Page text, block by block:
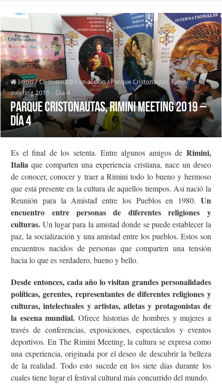
Inicio / Cristonaut@s en acción / Parque Cristonautas, Rimini
meeting 2019 – Día 4
Parque Cristonautas, Rimini meeting 2019 –
Día 4
Es el final de los setenta. Entre algunos amigos de Rimini,
Italia que comparten una experiencia cristiana, nace un deseo
de conocer, conocer y traer a Rimini todo lo bueno y hermoso
que está presente en la cultura de aquellos tiempos. Así nació la
Reunión para la Amistad entre los Pueblos en 1980. Un
encuentro entre personas de diferentes religiones y
culturas. Un lugar para la amistad donde se puede establecer la
paz, la socialización y una amistad entre los pueblos. Estos son
encuentros nacidos de personas que comparten una tensión
hacia lo que es verdadero, bueno y bello.
Desde entonces, cada año lo visitan grandes personalidades
políticas, gerentes, representantes de diferentes religiones y
culturas, intelectuales y artistas, atletas y protagonistas de
la escena mundial. Ofrece historias de hombres y mujeres a
través de conferencias, exposiciones, espectáculos y eventos
deportivos. En The Rimini Meeting, la cultura se expresa como
una experiencia, originada por el deseo de descubrir la belleza
de la realidad. Todo esto sucede en los siete días durante los
cuales tiene lugar el festival cultural más concurrido del mundo.